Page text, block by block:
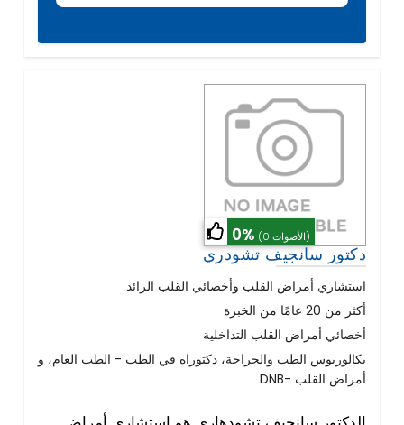
0% (0 الأصوات)
دكتور سانجيف تشودري
استشاري أمراض القلب وأخصائي القلب الرائد
أكثر من 20 عامًا من الخبرة
أخصائي أمراض القلب التداخلية
بكالوريوس الطب والجراحة، دكتوراه في الطب - الطب العام، و
DNB- أمراض القلب